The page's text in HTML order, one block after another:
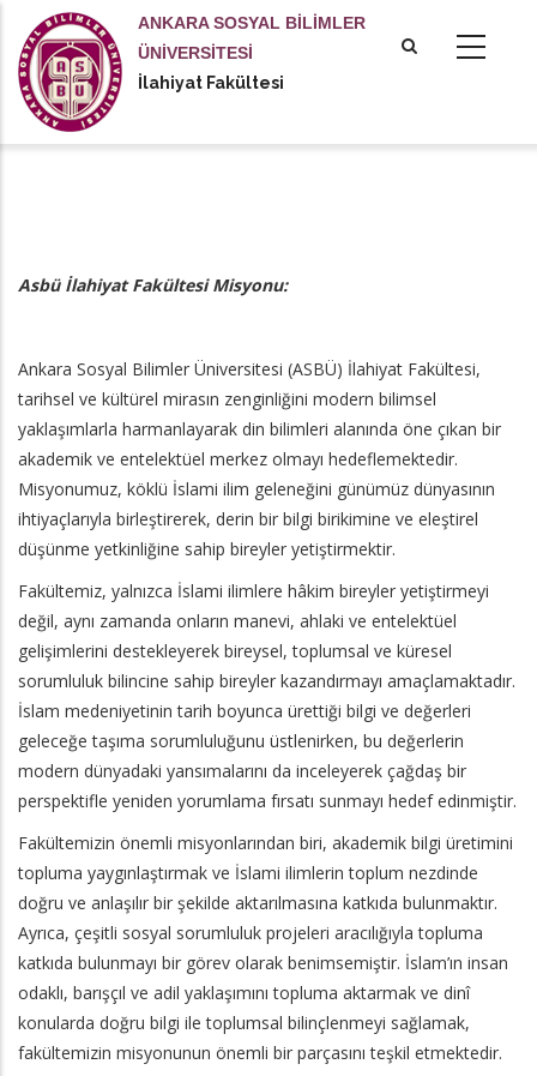
içeriğe
atla
ANKARA SOSYAL BİLİMLER
ÜNİVERSİTESİ
İlahiyat Fakültesi
Asbü İlahiyat Fakültesi Misyonu:
Ankara Sosyal Bilimler Üniversitesi (ASBÜ) İlahiyat Fakültesi,
tarihsel ve kültürel mirasın zenginliğini modern bilimsel
yaklaşımlarla harmanlayarak din bilimleri alanında öne çıkan bir
akademik ve entelektüel merkez olmayı hedeflemektedir.
Misyonumuz, köklü İslami ilim geleneğini günümüz dünyasının
ihtiyaçlarıyla birleştirerek, derin bir bilgi birikimine ve eleştirel
düşünme yetkinliğine sahip bireyler yetiştirmektir.
Fakültemiz, yalnızca İslami ilimlere hâkim bireyler yetiştirmeyi
değil, aynı zamanda onların manevi, ahlaki ve entelektüel
gelişimlerini destekleyerek bireysel, toplumsal ve küresel
sorumluluk bilincine sahip bireyler kazandırmayı amaçlamaktadır.
İslam medeniyetinin tarih boyunca ürettiği bilgi ve değerleri
geleceğe taşıma sorumluluğunu üstlenirken, bu değerlerin
modern dünyadaki yansımalarını da inceleyerek çağdaş bir
perspektifle yeniden yorumlama fırsatı sunmayı hedef edinmiştir.
Fakültemizin önemli misyonlarından biri, akademik bilgi üretimini
topluma yaygınlaştırmak ve İslami ilimlerin toplum nezdinde
doğru ve anlaşılır bir şekilde aktarılmasına katkıda bulunmaktır.
Ayrıca, çeşitli sosyal sorumluluk projeleri aracılığıyla topluma
katkıda bulunmayı bir görev olarak benimsemiştir. İslam’ın insan
odaklı, barışçıl ve adil yaklaşımını topluma aktarmak ve dinî
konularda doğru bilgi ile toplumsal bilinçlenmeyi sağlamak,
fakültemizin misyonunun önemli bir parçasını teşkil etmektedir.